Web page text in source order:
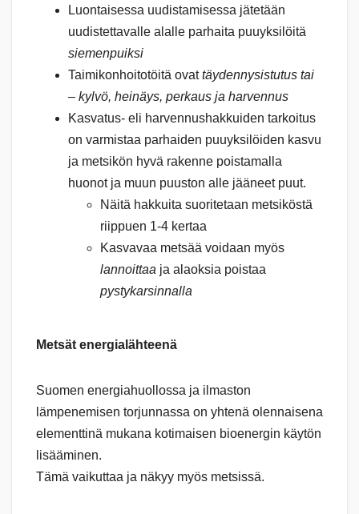
Luontaisessa uudistamisessa jätetään
uudistettavalle alalle parhaita puuyksilöitä
siemenpuiksi
Taimikonhoitotöitä ovattäydennysistutus tai
– kylvö, heinäys, perkaus ja harvennus
Kasvatus- eli harvennushakkuiden tarkoitus
on varmistaa parhaiden puuyksilöiden kasvu
ja metsikön hyvä rakenne poistamalla
huonot ja muun puuston alle jääneet puut.
Näitä hakkuita suoritetaan metsiköstä
riippuen 1-4 kertaa
Kasvavaa metsää voidaan myös
lannoittaa ja alaoksia poistaa
pystykarsinnalla
Metsät energialähteenä
Suomen energiahuollossa ja ilmaston
lämpenemisen torjunnassa on yhtenä olennaisena
elementtinä mukana kotimaisen bioenergin käytön
lisääminen.
Tämä vaikuttaa ja näkyy myös metsissä.